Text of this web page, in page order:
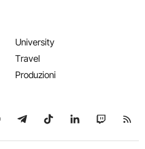
University
Travel
Produzioni
YouTube
su WhatsApp
Seguici su Telegram
Seguici su TikTok
Seguici su
Seguici